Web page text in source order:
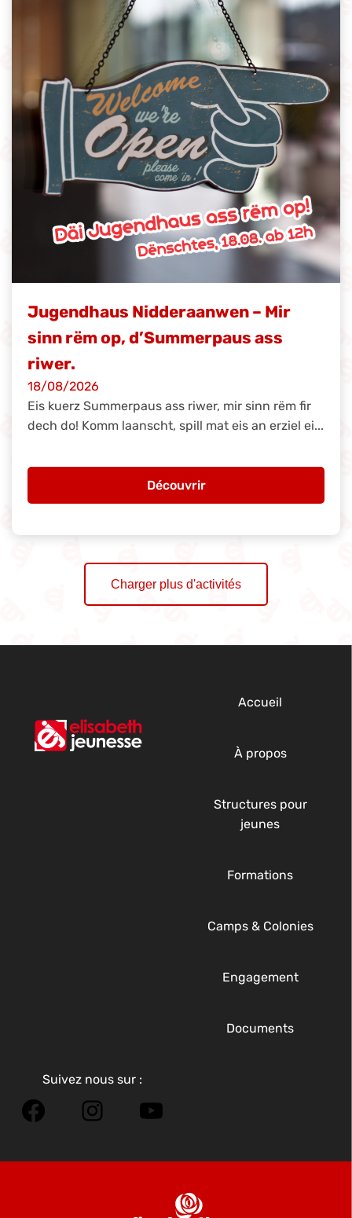
Jugendhaus Nidderaanwen – Mir
sinn rëm op, d’Summerpaus ass
riwer.
18/08/2026
Eis kuerz Summerpaus ass riwer, mir sinn rëm fir
dech do! Komm laanscht, spill mat eis an erziel ei...
Découvrir
Charger plus d'activités
Accueil
À propos
Structures pour
jeunes
Formations
Camps & Colonies
Engagement
Documents
Suivez nous sur :
Facebook
Instagram